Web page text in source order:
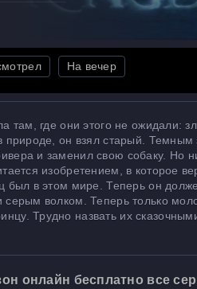
На вечер
там, где они этого не ожидали:
он взял старый.
и заменил свою собаку. Но
изобретением, в которое
был в этом мире. Теперь он
волком. Теперь только
Трудно назвать их
онлайн бесплатно все